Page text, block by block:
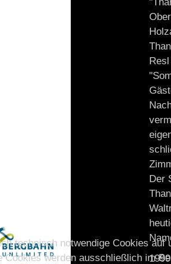
Der
technisch notwendige Cookies
Cookies werden ausschließlich im